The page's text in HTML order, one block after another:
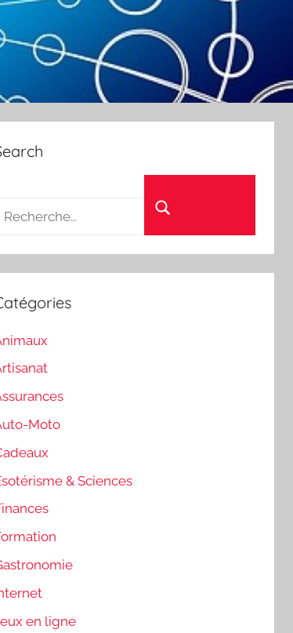
Moto
& Sciences
en ligne